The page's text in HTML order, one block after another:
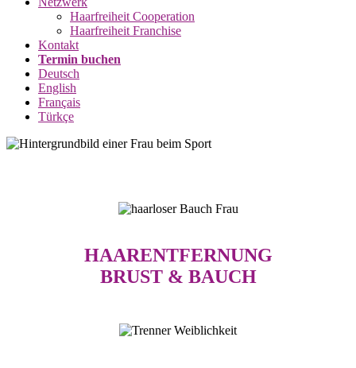
Haarfreiheit Cooperation
Haarfreiheit Franchise
Kontakt
Termin buchen
Deutsch
English
Français
Türkçe
HAARENTFERNUNG
BRUST & BAUCH